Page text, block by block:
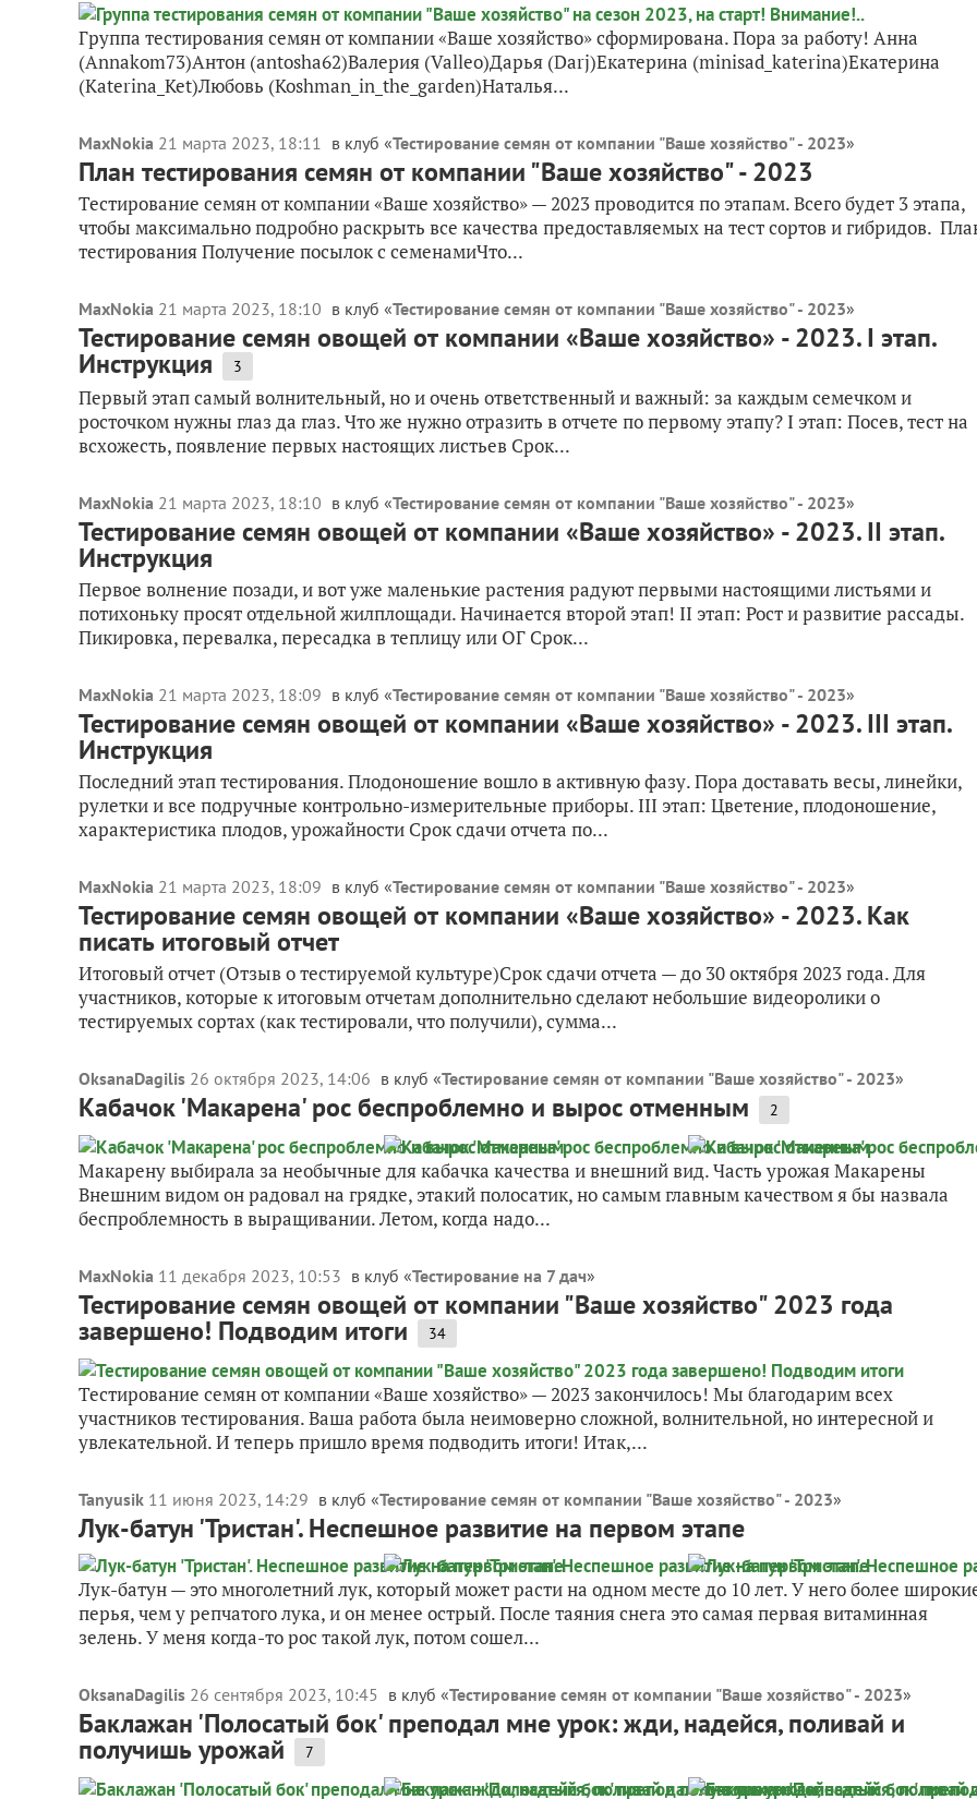
Группа тестирования семян от компании «Ваше хозяйство» сформирована. Пора за работу! Анна
(Annakom73)Антон (antosha62)Валерия (Valleo)Дарья (Darj)Екатерина (minisad_katerina)Екатерина
(Katerina_Ket)Любовь (Koshman_in_the_garden)Наталья...
MaxNokia 21 марта 2023, 18:11 в клуб «Тестирование семян от компании "Ваше хозяйство" - 2023»
План тестирования семян от компании "Ваше хозяйство" - 2023
Тестирование семян от компании «Ваше хозяйство» — 2023 проводится по этапам. Всего будет 3 этапа,
чтобы максимально подробно раскрыть все качества предоставляемых на тест сортов и гибридов.
тестирования Получение посылок с семенамиЧто...
MaxNokia 21 марта 2023, 18:10 в клуб «Тестирование семян от компании "Ваше хозяйство" - 2023»
Тестирование семян овощей от компании «Ваше хозяйство» - 2023. I этап.
Инструкция 3
Первый этап самый волнительный, но и очень ответственный и важный: за каждым семечком и
росточком нужны глаз да глаз. Что же нужно отразить в отчете по первому этапу? I этап: Посев, тест на
всхожесть, появление первых настоящих листьев Срок...
MaxNokia 21 марта 2023, 18:10 в клуб «Тестирование семян от компании "Ваше хозяйство" - 2023»
Тестирование семян овощей от компании «Ваше хозяйство» - 2023. II этап.
Инструкция
Первое волнение позади, и вот уже маленькие растения радуют первыми настоящими листьями и
потихоньку просят отдельной жилплощади. Начинается второй этап! II этап: Рост и развитие рассады.
Пикировка, перевалка, пересадка в теплицу или ОГ Срок...
MaxNokia 21 марта 2023, 18:09 в клуб «Тестирование семян от компании "Ваше хозяйство" - 2023»
Тестирование семян овощей от компании «Ваше хозяйство» - 2023. III этап.
Инструкция
Последний этап тестирования. Плодоношение вошло в активную фазу. Пора доставать весы, линейки,
рулетки и все подручные контрольно-измерительные приборы. III этап: Цветение, плодоношение,
характеристика плодов, урожайности Срок сдачи отчета по...
MaxNokia 21 марта 2023, 18:09 в клуб «Тестирование семян от компании "Ваше хозяйство" - 2023»
Тестирование семян овощей от компании «Ваше хозяйство» - 2023. Как
писать итоговый отчет
Итоговый отчет (Отзыв о тестируемой культуре)Срок сдачи отчета — до 30 октября 2023 года. Для
участников, которые к итоговым отчетам дополнительно сделают небольшие видеоролики о
тестируемых сортах (как тестировали, что получили), сумма...
OksanaDagilis 26 октября 2023, 14:06 в клуб «Тестирование семян от компании "Ваше хозяйство" - 2023»
Кабачок 'Макарена' рос беспроблемно и вырос отменным 2
Макарену выбирала за необычные для кабачка качества и внешний вид. Часть урожая Макарены
Внешним видом он радовал на грядке, этакий полосатик, но самым главным качеством я бы назвала
беспроблемность в выращивании. Летом, когда надо...
MaxNokia 11 декабря 2023, 10:53 в клуб «Тестирование на 7 дач»
Тестирование семян овощей от компании "Ваше хозяйство" 2023 года
завершено! Подводим итоги 34
Тестирование семян от компании «Ваше хозяйство» — 2023 закончилось! Мы благодарим всех
участников тестирования. Ваша работа была неимоверно сложной, волнительной, но интересной и
увлекательной. И теперь пришло время подводить итоги! Итак,...
Tanyusik 11 июня 2023, 14:29 в клуб «Тестирование семян от компании "Ваше хозяйство" - 2023»
Лук-батун 'Тристан'. Неспешное развитие на первом этапе
Лук-батун — это многолетний лук, который может расти на одном месте до 10 лет. У него более
перья, чем у репчатого лука, и он менее острый. После таяния снега это самая первая витаминная
зелень. У меня когда-то рос такой лук, потом сошел...
OksanaDagilis 26 сентября 2023, 10:45 в клуб «Тестирование семян от компании "Ваше хозяйство" - 2023»
Баклажан 'Полосатый бок' преподал мне урок: жди, надейся, поливай и
получишь урожай 7